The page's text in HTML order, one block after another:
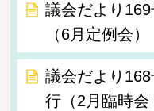
議会だより
（6月定例会）
議会だより
行（2月臨時会